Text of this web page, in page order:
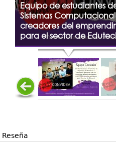
Equipo de estudiantes
Sistemas
creadores del
para el sector de
Reseña